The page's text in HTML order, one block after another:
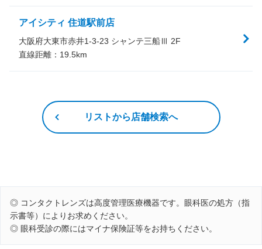
アイシティ 住道駅前店
大阪府大東市赤井1-3-23 シャンテ三船Ⅲ 2F
直線距離： 19.5km
リストから店舗検索へ
◎ コンタクトレンズは高度管理医療機器です。眼科医の処方（指
示書等）によりお求めください。
◎ 眼科受診の際にはマイナ保険証等をお持ちください。